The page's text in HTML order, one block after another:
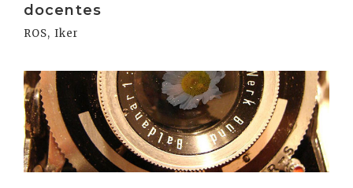
docentes
ROS, Iker
Irakurri